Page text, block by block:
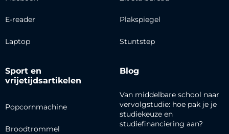
E-reader
Laptop
Plakspiegel
Stuntstep
Sport en
vrijetijdsartikelen
Popcornmachine
Broodtrommel
Blog
Van middelbare school naar
vervolgstudie: hoe pak je je
studiekeuze en
studiefinanciering aan?